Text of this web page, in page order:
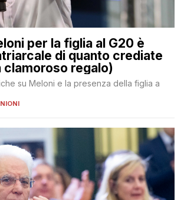
per la figlia al G20 è
di quanto crediate
clamoroso regalo)
su Meloni e la presenza della figlia a